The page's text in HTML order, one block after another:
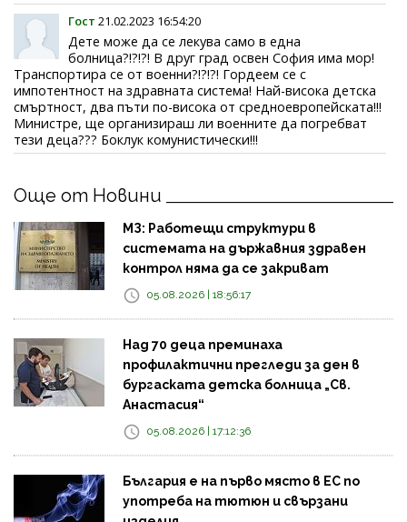
Гост 21.02.2023 16:54:20
Дете може да се лекува само в една
болница?!?!?! В друг град освен София има мор!
Транспортира се от военни?!?!?! Гордеем се с
импотентност на здравната система! Най-висока детска
смъртност, два пъти по-висока от средноевропейската!!!
Министре, ще организираш ли военните да погребват
тези деца??? Боклук комунистически!!!
Още от Новини
МЗ: Работещи структури в
системата на държавния здравен
контрол няма да се закриват
05.08.2026 | 18:56:17
Над 70 деца преминаха
профилактични прегледи за ден в
бургаската детска болница „Св.
Анастасия“
05.08.2026 | 17:12:36
България е на първо място в ЕС по
употреба на тютюн и свързани